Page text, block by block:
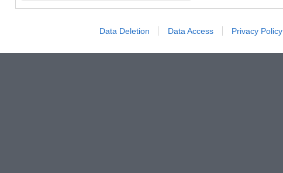
Data Deletion Data Access Privacy Policy